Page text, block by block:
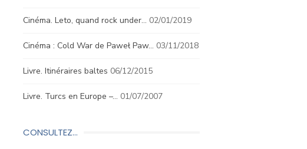
Cinéma. Leto, quand rock under… 02/01/2019
Cinéma : Cold War de Paweł Paw… 03/11/2018
Livre. Itinéraires baltes 06/12/2015
Livre. Turcs en Europe –… 01/07/2007
CONSULTEZ…